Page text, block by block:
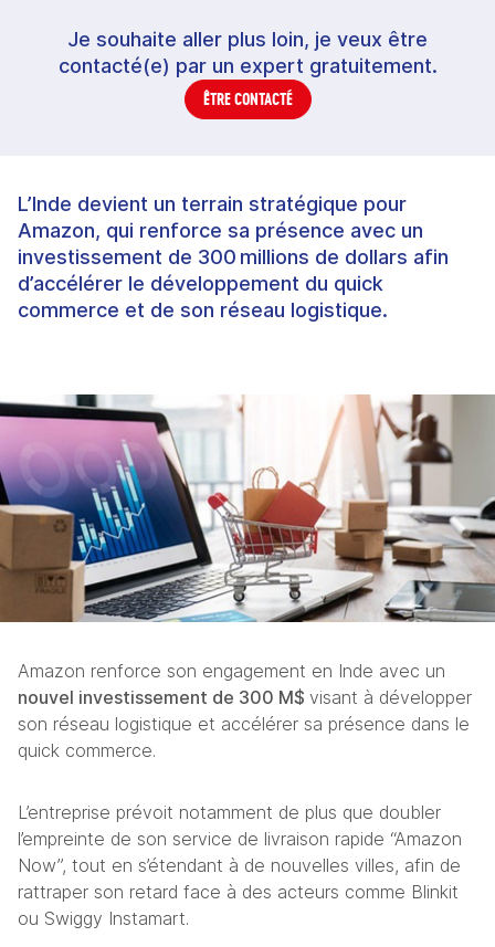
Je souhaite aller plus loin, je veux être
contacté(e) par un expert gratuitement.
ÊTRE CONTACTÉ
L’Inde devient un terrain stratégique pour
Amazon, qui renforce sa présence avec un
investissement de 300 millions de dollars afin
d’accélérer le développement du quick
commerce et de son réseau logistique.
nouvel investissement de 300 M$ visant à développer
son réseau logistique et accélérer sa présence dans le
quick commerce.
L’entreprise prévoit notamment de plus que doubler
l’empreinte de son service de livraison rapide “Amazon
Now”, tout en s’étendant à de nouvelles villes, afin de
rattraper son retard face à des acteurs comme Blinkit
ou Swiggy Instamart.